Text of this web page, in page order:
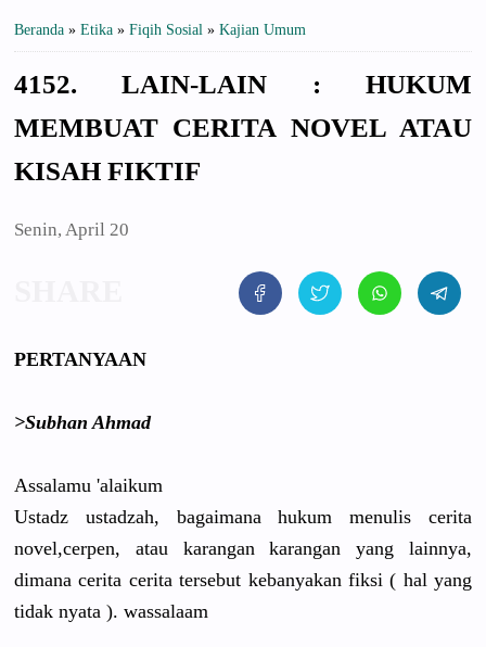
Beranda » Etika » Fiqih Sosial » Kajian Umum
4152. LAIN-LAIN : HUKUM
MEMBUAT CERITA NOVEL ATAU
KISAH FIKTIF
Senin, April 20
PERTANYAAN
>Subhan Ahmad
Assalamu 'alaikum
Ustadz ustadzah, bagaimana hukum menulis cerita
novel,cerpen, atau karangan karangan yang lainnya,
dimana cerita cerita tersebut kebanyakan fiksi ( hal yang
tidak nyata ). wassalaam